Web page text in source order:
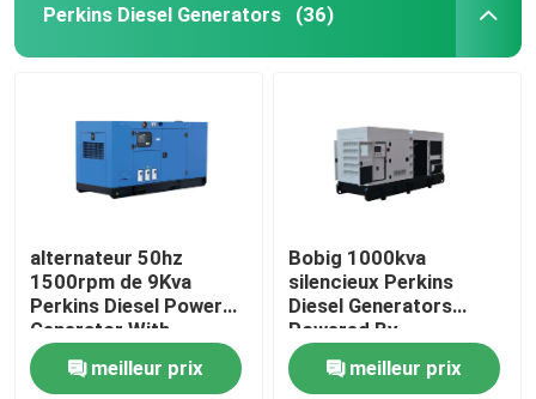
Perkins Diesel Generators (36)
alternateur 50hz
1500rpm de 9Kva
Perkins Diesel Power
Generator With
Stamford
meilleur prix
Bobig 1000kva
silencieux Perkins
Diesel Generators
Powered By
4008TAG2A
meilleur prix